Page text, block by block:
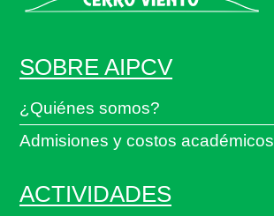
SOBRE AIPCV
¿Quiénes somos?
Admisiones y costos académicos
ACTIVIDADES